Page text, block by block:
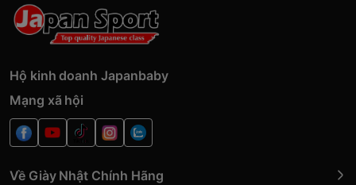
Hộ kinh doanh Japanbaby
Mạng xã hội
Về Giày Nhật Chính Hãng